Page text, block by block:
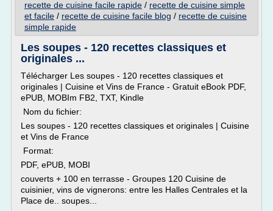
recette de cuisine facile rapide / recette de cuisine simple
et facile / recette de cuisine facile blog / recette de cuisine
simple rapide
Les soupes - 120 recettes classiques et
originales ...
Télécharger Les soupes - 120 recettes classiques et
originales | Cuisine et Vins de France - Gratuit eBook PDF,
ePUB, MOBIm FB2, TXT, Kindle
Nom du fichier:
Les soupes - 120 recettes classiques et originales | Cuisine
et Vins de France
Format:
PDF, ePUB, MOBI
couverts + 100 en terrasse - Groupes 120 Cuisine de
cuisinier, vins de vignerons: entre les Halles Centrales et la
Place de.. soupes...